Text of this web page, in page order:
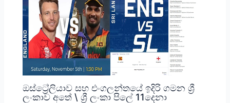
ඔස්ට්‍රේලියාව සහ එංගලන්තයේ ඉදිරි ගමන ශ්‍රී
ලංකාව අතේ \ ශ්‍රී ලංකා පිලේ 11දෙනා